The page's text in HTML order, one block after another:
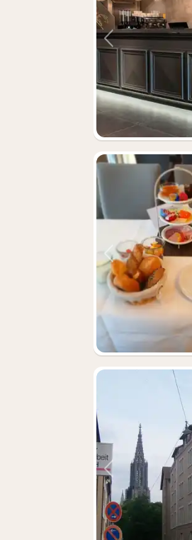
Vorige foto
Vorige foto
Vorige foto